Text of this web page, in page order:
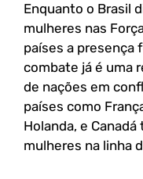
Enquanto o Brasil
mulheres nas
países a presença
combate já é uma
de nações em
países como
Holanda, e
mulheres na linha